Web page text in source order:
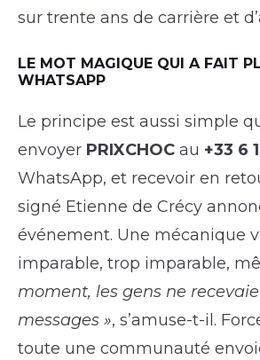
sur trente ans de carrière et
LE MOT MAGIQUE QUI A FAIT
WHATSAPP
Le principe est aussi simple
envoyer PRIXCHOC au +33 6
WhatsApp, et recevoir en
signé Etienne de Crécy
événement. Une mécanique
imparable, trop imparable,
moment, les gens ne
messages », s’amuse-t-il.
toute une communauté